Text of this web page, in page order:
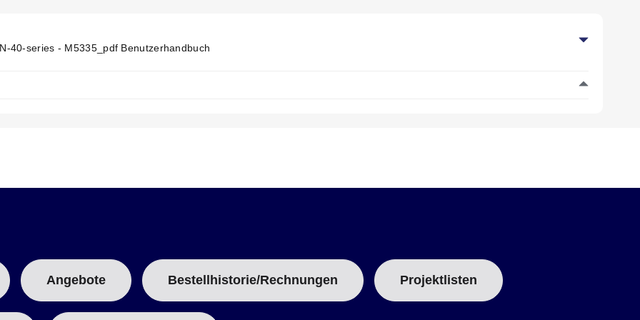
T
40-series - M5335_pdf Benutzerhandbuch
Angebote Bestellhistorie/Rechnungen Projektlisten